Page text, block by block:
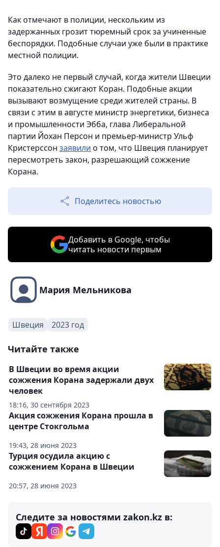
Как отмечают в полиции, нескольким из
задержанных грозит тюремный срок за учиненные
беспорядки. Подобные случаи уже были в практике
местной полиции.
Это далеко не первый случай, когда жители Швеции
показательно сжигают Коран. Подобные акции
вызывают возмущение среди жителей страны. В
связи с этим в августе министр энергетики, бизнеса
и промышленности Эбба, глава Либеральной
партии Йохан Персон и премьер-министр Ульф
Кристерссон заявили о том, что Швеция планирует
пересмотреть закон, разрешающий сожжение
Корана.
Поделитесь новостью
Добавить в Google, чтобы
читать новости первым
Мария Мельникова
Швеция 2023 год
Читайте также
18:16, 30 сентября 2023
В Швеции во время акции
сожжения Корана задержали двух
человек
19:43, 28 июня 2023
Акция сожжения Корана прошла в
центре Стокгольма
20:57, 28 июня 2023
Турция осудила акцию с
сожжением Корана в Швеции
Следите за новостями zakon.kz в: